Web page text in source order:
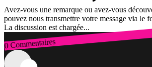
Avez-vous une remarque ou avez-vous
pouvez nous transmettre votre message via le
La discussion est chargée...
0 Commentaires
Connexion